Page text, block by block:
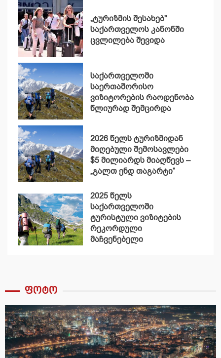
„ტურიზმის შესახებ"
საქართველოს კანონში
ცვლილება შევიდა
საქართველოში
საერთაშორისო
ვიზიტორების რაოდენობა
წლიურად შემცირდა
2026 წელს ტურიზმიდან
მიღებული შემოსავლები
$5 მილიარდს მიაღწევს –
„გალთ ენდ თაგარტი“
2025 წელს
საქართველოში
ტურისტული ვიზიტების
რეკორდული
მაჩვენებელი
ფოტო